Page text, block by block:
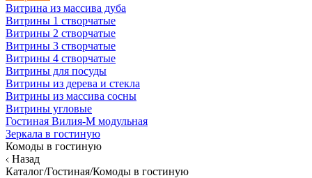
Витрина из массива дуба
Витрины 1 створчатые
Витрины 2 створчатые
Витрины 3 створчатые
Витрины 4 створчатые
Витрины для посуды
Витрины из дерева и стекла
Витрины из массива сосны
Витрины угловые
Гостиная Вилия-М модульная
Зеркала в гостиную
Комоды в гостиную
Назад
Каталог/Гостиная/Комоды в гостиную